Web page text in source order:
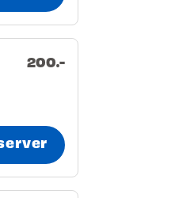
200.-